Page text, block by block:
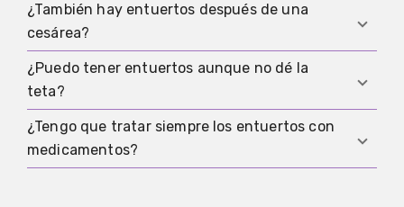
aumenta de forma sostenida, se vuelve muy rojo
o aparecen coágulos grandes, debe valorarse.
Muchas personas informan de entuertos más
intensos tras partos posteriores, lo que puede
deberse a que el útero necesita contraerse con
más fuerza y las contracciones se notan más.
¿También hay entuertos después de una
cesárea?
Sí, los entuertos vienen del útero y por eso
también pueden aparecer después de una
cesárea.
¿Puedo tener entuertos aunque no dé la
teta?
Sí, los entuertos forman parte de la recuperación
del útero y también pueden aparecer sin
¿Tengo que tratar siempre los entuertos con
medicamentos?